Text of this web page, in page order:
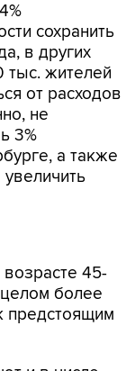
сохранить
в других
тыс. жителей
от расходов
не
3%
а также
предстоящим
и в числе